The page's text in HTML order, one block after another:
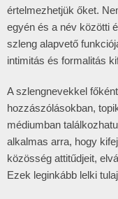
értelmezhetjük őket.
egyén és a név közötti
szleng alapvető
intimitás és formalitás
A szlengnevekkel
hozzászólásokban,
médiumban
alkalmas arra, hogy
közösség attitűdjeit,
Ezek leginkább lelki